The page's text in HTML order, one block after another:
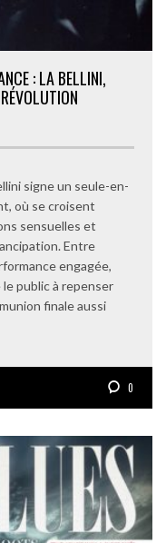
: LA BELLINI,
signe un seule-en-
où se croisent
sensuelles et
Entre
engagée,
public à repenser
finale aussi
0